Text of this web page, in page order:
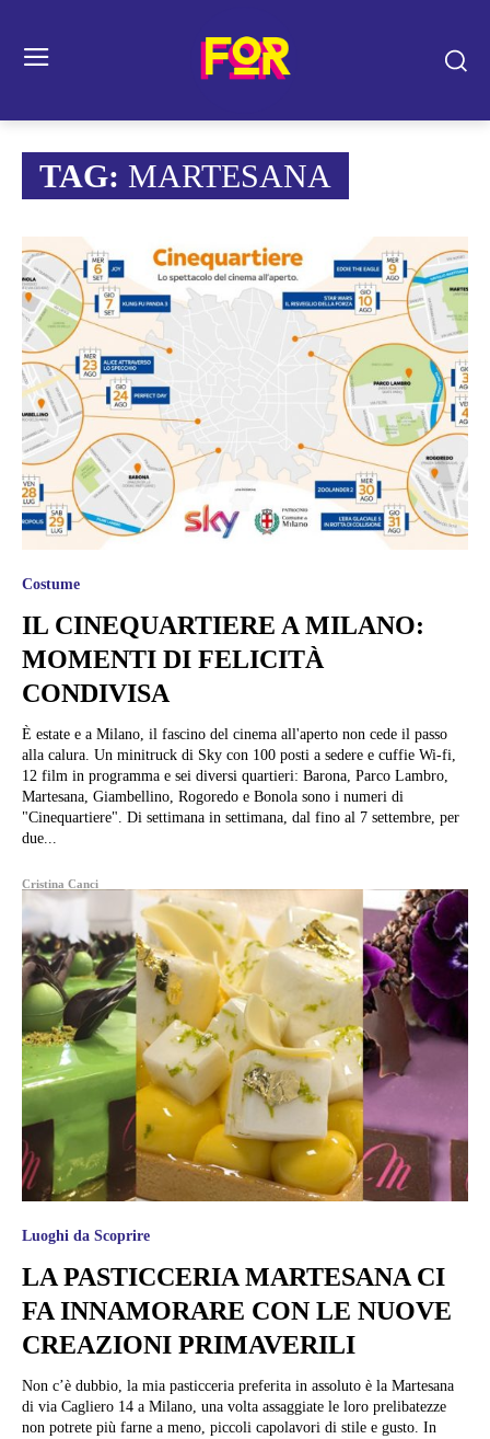
TAG: MARTESANA
Costume
IL CINEQUARTIERE A MILANO:
MOMENTI DI FELICITÀ
CONDIVISA
È estate e a Milano, il fascino del cinema all'aperto non cede il passo
alla calura. Un minitruck di Sky con 100 posti a sedere e cuffie Wi-fi,
12 film in programma e sei diversi quartieri: Barona, Parco Lambro,
Martesana, Giambellino, Rogoredo e Bonola sono i numeri di
"Cinequartiere". Di settimana in settimana, dal fino al 7 settembre, per
due...
Cristina Canci
Luoghi da Scoprire
LA PASTICCERIA MARTESANA CI
FA INNAMORARE CON LE NUOVE
CREAZIONI PRIMAVERILI
Non c’è dubbio, la mia pasticceria preferita in assoluto è la Martesana
di via Cagliero 14 a Milano, una volta assaggiate le loro prelibatezze
non potrete più farne a meno, piccoli capolavori di stile e gusto. In